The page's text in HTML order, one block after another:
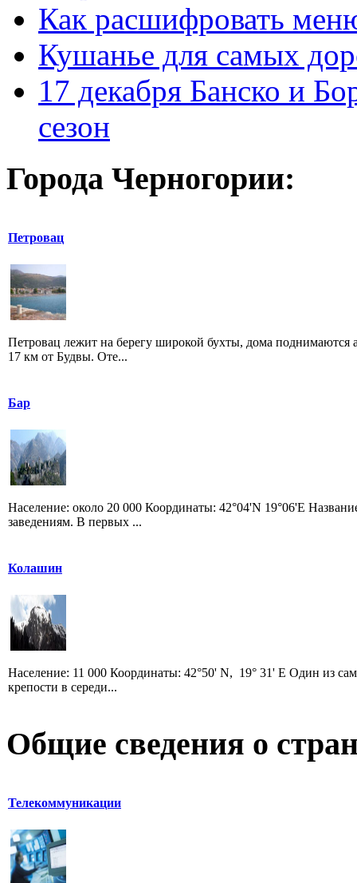
Как расшифровать
Кушанье для самых
17 декабря Банско и
сезон
Города Черногории:
Петровац
Петровац лежит на берегу широкой бухты, дома
17 км от Будвы. Оте...
Бар
Население: около 20 000 Координаты: 42°04'N 19°06'E
заведениям. В первых ...
Колашин
Население: 11 000 Координаты: 42°50' N, 19° 31' E Один из
крепости в середи...
Общие сведения о
Телекоммуникации